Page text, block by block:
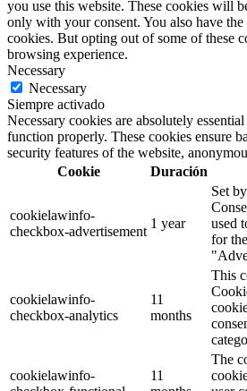
you use this website. These cookies will
only with your consent. You also have
cookies. But opting out of some of these
browsing experience.
Necessary
Necessary
Siempre activado
Necessary cookies are absolutely
function properly. These cookies ensure
security features of the website,
Cookie
Duración
cookielawinfo-
checkbox-advertisement
1 year
Set
used
for
cookielawinfo-
checkbox-analytics
11
months
This
cookielawinfo-
11
The